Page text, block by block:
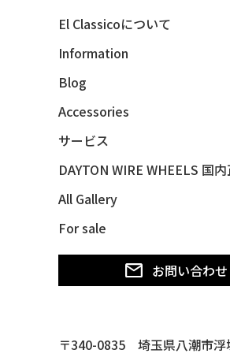
47 CHEVY FLEETMASTER CONV
48 CHEVY 3100 *Q-CHINCO
48 CHEVY FLEET AEROSEDAN
48 CHEVY FLEETMASTER CONV
49 MERCURY *MERC9*
50 CHEVY STYLE-LINE*BUBBLES
50 CHEVY SUBURBAN
El Classicoについて
Information
Blog
Accessories
サービス
DAYTON WIRE WHEELS 国
All Gallery
For sale
お問い合わせ
〒340-0835 埼玉県八潮市浮